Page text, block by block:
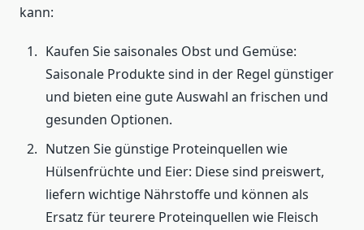
kann:
Kaufen Sie saisonales Obst und Gemüse:
Saisonale Produkte sind in der Regel günstiger
und bieten eine gute Auswahl an frischen und
gesunden Optionen.
Nutzen Sie günstige Proteinquellen wie
Hülsenfrüchte und Eier: Diese sind preiswert,
liefern wichtige Nährstoffe und können als
Ersatz für teurere Proteinquellen wie Fleisch